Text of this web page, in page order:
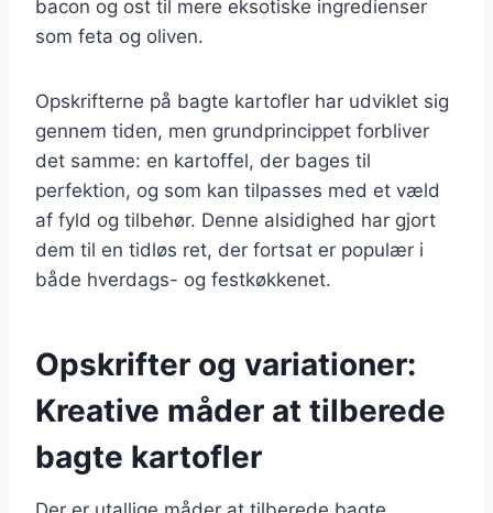
bacon og ost til mere eksotiske ingredienser
som feta og oliven.
Opskrifterne på bagte kartofler har udviklet sig
gennem tiden, men grundprincippet forbliver
det samme: en kartoffel, der bages til
perfektion, og som kan tilpasses med et væld
af fyld og tilbehør. Denne alsidighed har gjort
dem til en tidløs ret, der fortsat er populær i
både hverdags- og festkøkkenet.
Opskrifter og variationer:
Kreative måder at tilberede
bagte kartofler